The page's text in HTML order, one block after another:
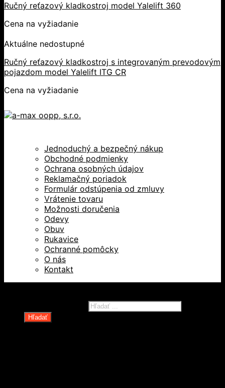
Ručný reťazový kladkostroj model Yalelift 360
Cena na vyžiadanie
Aktuálne nedostupné
Ručný reťazový kladkostroj s integrovaným prevodovým
pojazdom model Yalelift ITG CR
Cena na vyžiadanie
Jednoduchý a bezpečný nákup
Obchodné podmienky
Ochrana osobných údajov
Reklamačný poriadok
Formulár odstúpenia od zmluvy
Vrátenie tovaru
Možnosti doručenia
Odevy
Obuv
Rukavice
Ochranné pomôcky
O nás
Kontakt
Hľadať